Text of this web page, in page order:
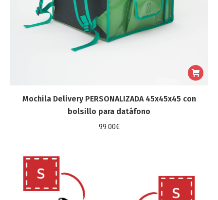
Mochila Delivery PERSONALIZADA 45x45x45 con
bolsillo para datáfono
99.00€